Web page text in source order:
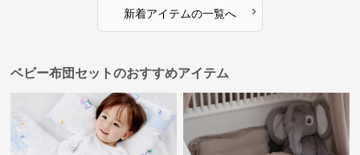
新着アイテムの一覧へ ›
ベビー布団セットのおすすめアイテム